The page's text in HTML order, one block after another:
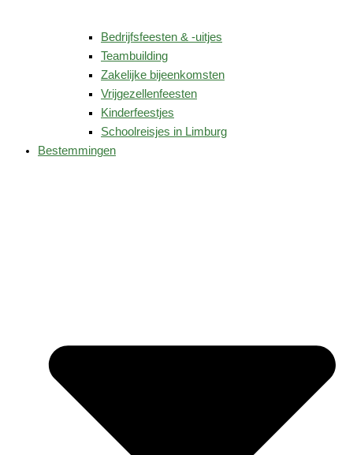
Bedrijfsfeesten & -uitjes
Teambuilding
Zakelijke bijeenkomsten
Vrijgezellenfeesten
Kinderfeestjes
Schoolreisjes in Limburg
Bestemmingen